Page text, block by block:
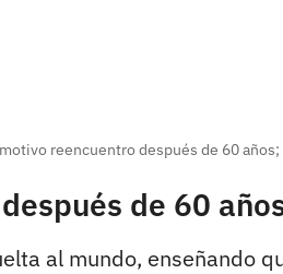
reencuentro después de 60
de 60
al mundo, enseñando